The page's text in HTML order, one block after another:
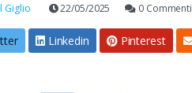
Giglio 22/05/2025 0 Commenti
Linkedin Pinterest